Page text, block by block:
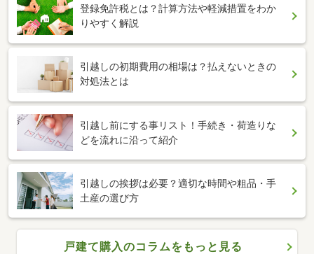
登録免許税とは？計算方法や軽減措置をわか
りやすく解説
引越しの初期費用の相場は？払えないときの
対処法とは
引越し前にする事リスト！手続き・荷造りな
どを流れに沿って紹介
引越しの挨拶は必要？適切な時間や粗品・手
土産の選び方
戸建て購入のコラムをもっと見る